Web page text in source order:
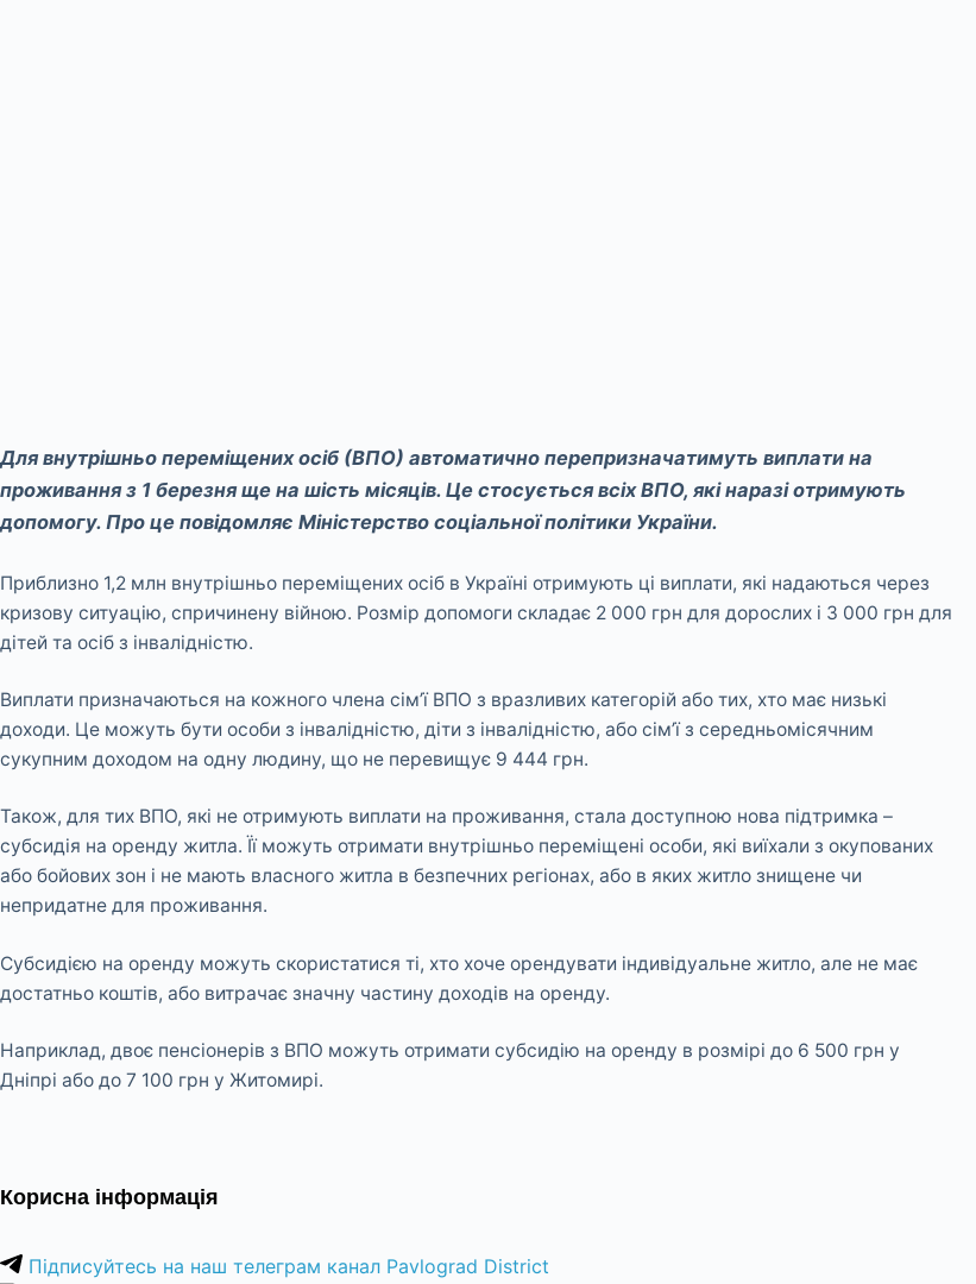
Для внутрішньо переміщених осіб (ВПО) автоматично перепризначатимуть виплати на
проживання з 1 березня ще на шість місяців. Це стосується всіх ВПО, які наразі отримують
допомогу. Про це повідомляє Міністерство соціальної політики України.
Приблизно 1,2 млн внутрішньо переміщених осіб в Україні отримують ці виплати, які надаються через
кризову ситуацію, спричинену війною. Розмір допомоги складає 2 000 грн для дорослих і 3 000 грн для
дітей та осіб з інвалідністю.
Виплати призначаються на кожного члена сім’ї ВПО з вразливих категорій або тих, хто має низькі
доходи. Це можуть бути особи з інвалідністю, діти з інвалідністю, або сім’ї з середньомісячним
сукупним доходом на одну людину, що не перевищує 9 444 грн.
Також, для тих ВПО, які не отримують виплати на проживання, стала доступною нова підтримка –
субсидія на оренду житла. Її можуть отримати внутрішньо переміщені особи, які виїхали з окупованих
або бойових зон і не мають власного житла в безпечних регіонах, або в яких житло знищене чи
непридатне для проживання.
Субсидією на оренду можуть скористатися ті, хто хоче орендувати індивідуальне житло, але не має
достатньо коштів, або витрачає значну частину доходів на оренду.
Наприклад, двоє пенсіонерів з ВПО можуть отримати субсидію на оренду в розмірі до 6 500 грн у
Дніпрі або до 7 100 грн у Житомирі.
Корисна інформація
Підписуйтесь на наш телеграм канал Pavlograd District